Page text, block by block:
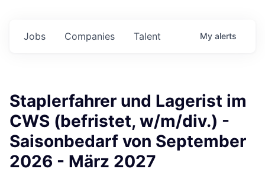
Jobs Companies Talent My alerts
Staplerfahrer und Lagerist im
CWS (befristet, w/m/div.) -
Saisonbedarf von September
2026 - März 2027